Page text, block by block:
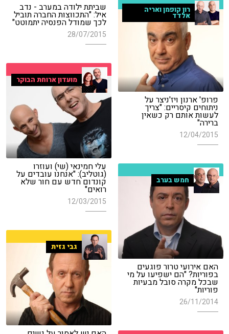
שביתת ילודה במערב - נדב
איל: "התכווצות החברה תוביל
לכך שמודל הפנסיה יתמוטט"
28/07/2015
רון קופמן ואריה
אלדד
פרופ' ארנון ויז'ניצר על
ניתוחים קיסריים: "צריך
לעשות אותם רק כשאין
ברירה"
12/04/2015
מועדון ארוחת הבוקר
עלי חמינאי (שי) ועוזרו
(גוטליב): "אנחנו עובדים על
קונדום חדש עם חור שלא
רואים"
12/03/2015
חמש בערב
האם אירועי טרור פוגעים
בפוריות? "הם ישפיעו על מי
שבכל מקרה סובל מבעיות
פוריות"
26/11/2014
גבי גזית